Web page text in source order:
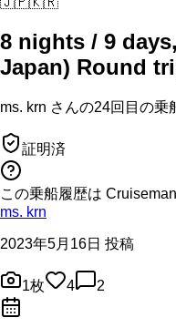
8 nights / 9
Japan) Round
ms. krn さんの24回目の乗
証明済
この乗船履歴は
ms. krn
2023年5月16日 投稿
1枚 4 2